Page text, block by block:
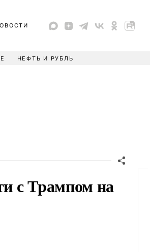
НЕФТЬ И РУБЛЬ
с Трампом на